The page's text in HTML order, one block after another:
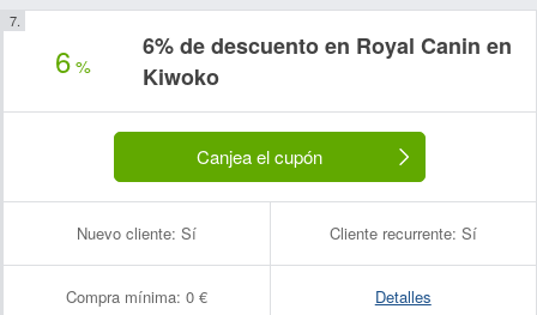
6%
6% de descuento en Royal Canin en
Kiwoko
Canjea el cupón
Nuevo cliente: Sí Cliente recurrente: Sí
Compra mínima: 0 € Detalles